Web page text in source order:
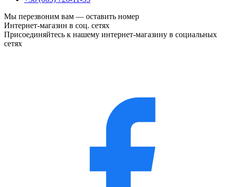
Мы перезвоним вам — оставить номер
Интернет-магазин в соц. сетях
Присоединяйтесь к нашему интернет-магазину в социальных
сетях